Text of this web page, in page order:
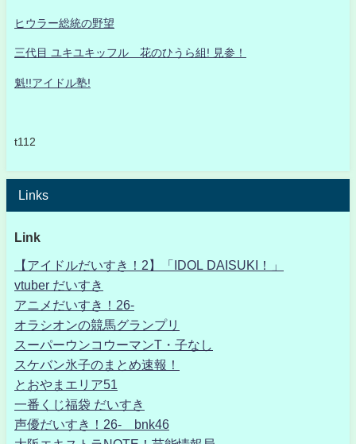
ヒウラー総統の野望
三代目 ユキユキッフル 花のひうら組! 見参！
魁!!アイドル塾!
t112
Links
Link
【アイドルだいすき！2】「IDOL DAISUKI！」
vtuber だいすき
アニメだいすき！26-
オラシオンの競馬グランプリ
スーパーウンコウーマンT・子なし
スケバン氷子のまとめ速報！
とおやまエリア51
一番くじ福袋 だいすき
声優だいすき！26- bnk46